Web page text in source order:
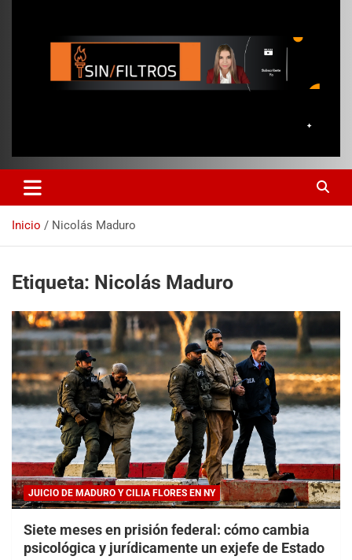
Inicio Nicolás Maduro
Etiqueta: Nicolás Maduro
JUICIO DE MADURO Y CILIA FLORES EN NY
Siete meses en prisión federal: cómo cambia
psicológica y jurídicamente un exjefe de Estado